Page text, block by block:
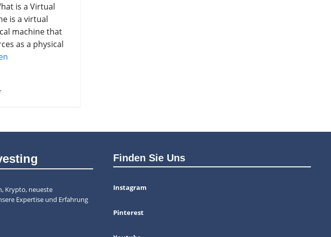
is a Virtual
is a virtual
machine that
as a physical
Krypto, neueste
Expertise und Erfahrung
Finden Sie Uns
Instagram
Pinterest